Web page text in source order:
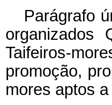
Parágrafo
organizados
Taifeiros-
promoção,
mores aptos